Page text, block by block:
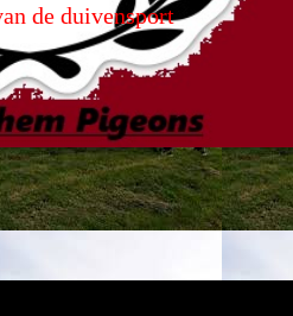
de duivensport